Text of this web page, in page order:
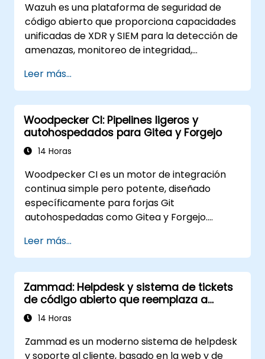
Wazuh es una plataforma de seguridad de
código abierto que proporciona capacidades
unificadas de XDR y SIEM para la detección de
amenazas, monitoreo de integridad,
Agrega telemetría de puntos finales en un
motor de análisis autogestionado, ofreciendo
una alternativa sólida a Splunk Enterprise
Security, Microsoft Sentinel y otros SIEMs
nativos de la nube
Leer más...
Woodpecker CI: Pipelines ligeros y
autohospedados para Gitea y Forgejo
14 Horas
Woodpecker CI es un motor de integración
continua simple pero potente, diseñado
específicamente para forjas Git
autohospedadas como Gitea y Forgejo.
Docker, ligera y sin la complejidad ni el
sobrecoste de licencias que tienen las
plataformas empresariales.
Leer más...
Zammad: Helpdesk y sistema de tickets
de código abierto que reemplaza a
Zendesk y Freshdesk
14 Horas
Zammad es un moderno sistema de helpdesk
y soporte al cliente, basado en la web y de